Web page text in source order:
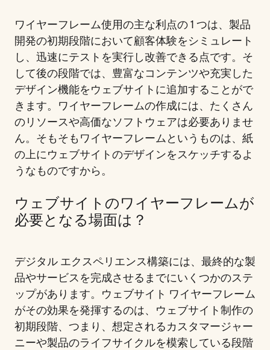
ワイヤーフレーム使用の主な利点の 1 つは、製品
開発の初期段階において顧客体験をシミュレート
し、迅速にテストを実行し改善できる点です。そ
して後の段階では、豊富なコンテンツや充実した
デザイン機能をウェブサイトに追加することがで
きます。ワイヤーフレームの作成には、たくさん
のリソースや高価なソフトウェアは必要ありませ
ん。そもそもワイヤーフレームというものは、紙
の上にウェブサイトのデザインをスケッチするよ
うなものですから。
ウェブサイトのワイヤーフレームが
必要となる場面は？
デジタル エクスペリエンス構築には、最終的な製
品やサービスを完成させるまでにいくつかのステ
ップがあります。ウェブサイト ワイヤーフレーム
がその効果を発揮するのは、ウェブサイト制作の
初期段階、つまり、想定されるカスタマージャー
ニーや製品のライフサイクルを模索している段階